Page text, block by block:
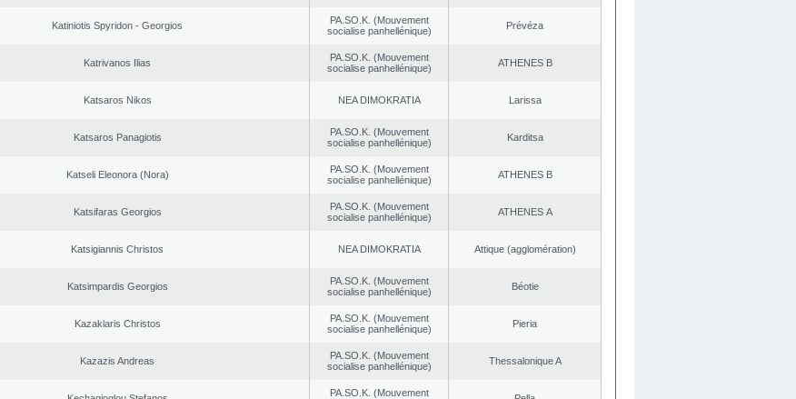
Katiniotis Spyridon - Georgios
PA.SO.K. (Mouvement
socialise panhellénique)
Prévéza
Katrivanos Ilias
PA.SO.K. (Mouvement
socialise panhellénique)
ATHENES Β
Katsaros Nikos NEA DΙMOKRATIA Larissa
Katsaros Panagiotis
PA.SO.K. (Mouvement
socialise panhellénique)
Karditsa
Katseli Eleonora (Nora)
PA.SO.K. (Mouvement
socialise panhellénique)
ATHENES Β
Katsifaras Georgios
PA.SO.K. (Mouvement
socialise panhellénique)
ATHENES Α
Katsigiannis Christos NEA DΙMOKRATIA Αttique (agglomération)
Katsimpardis Georgios
PA.SO.K. (Mouvement
socialise panhellénique)
Béotie
Kazaklaris Christos
PA.SO.K. (Mouvement
socialise panhellénique)
Pieria
Kazazis Andreas
PA.SO.K. (Mouvement
socialise panhellénique)
Thessalonique A
PA.SO.K. (Mouvement